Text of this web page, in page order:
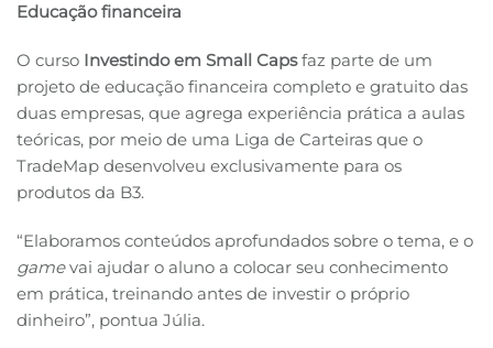
Educação financeira
O curso Investindo em Small Capsfaz parte de um
projeto de educação financeira completo e gratuito das
duas empresas, que agrega experiência prática a aulas
teóricas, por meio de uma Liga de Carteiras que o
TradeMap desenvolveu exclusivamente para os
produtos da B3.
“Elaboramos conteúdos aprofundados sobre o tema, e o
gamevai ajudar o aluno a colocar seu conhecimento
em prática, treinando antes de investir o próprio
dinheiro”, pontua Júlia.